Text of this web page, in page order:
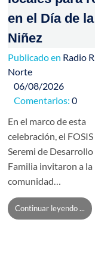
en el Día de la
Niñez
Publicado en Radio
Norte
06/08/2026
Comentarios: 0
En el marco de esta
celebración, el FOSIS
Seremi de Desarrollo
Familia invitaron a la
comunidad…
Continuar leyendo ...